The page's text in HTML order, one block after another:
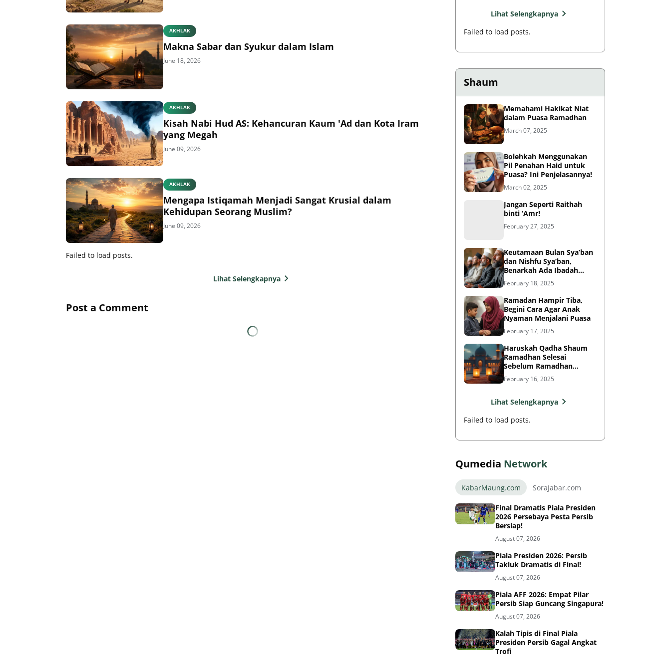
AKHLAK
Makna Sabar dan Syukur dalam Islam
June 18, 2026
AKHLAK
Kisah Nabi Hud AS: Kehancuran Kaum 'Ad dan Kota Iram
yang Megah
June 09, 2026
AKHLAK
Mengapa Istiqamah Menjadi Sangat Krusial dalam
Kehidupan Seorang Muslim?
June 09, 2026
Failed to load posts.
Lihat Selengkapnya
Post a Comment
Lihat Selengkapnya
Failed to load posts.
Shaum
Memahami Hakikat Niat
dalam Puasa Ramadhan
March 07, 2025
Bolehkah Menggunakan
Pil Penahan Haid untuk
Puasa? Ini Penjelasannya!
March 02, 2025
Jangan Seperti Raithah
binti ‘Amr!
February 27, 2025
Keutamaan Bulan Sya’ban
dan Nishfu Sya’ban,
Benarkah Ada Ibadah
Khusus?
February 18, 2025
Ramadan Hampir Tiba,
Begini Cara Agar Anak
Nyaman Menjalani Puasa
February 17, 2025
Haruskah Qadha Shaum
Ramadhan Selesai
Sebelum Ramadhan
Berikutnya?
February 16, 2025
Lihat Selengkapnya
Failed to load posts.
Qumedia Network
KabarMaung.com SoraJabar.com
Final Dramatis Piala Presiden
2026 Persebaya Pesta Persib
Bersiap!
August 07, 2026
Piala Presiden 2026: Persib
Takluk Dramatis di Final!
August 07, 2026
Piala AFF 2026: Empat Pilar
Persib Siap Guncang Singapura!
August 07, 2026
Kalah Tipis di Final Piala
Presiden Persib Gagal Angkat
Trofi